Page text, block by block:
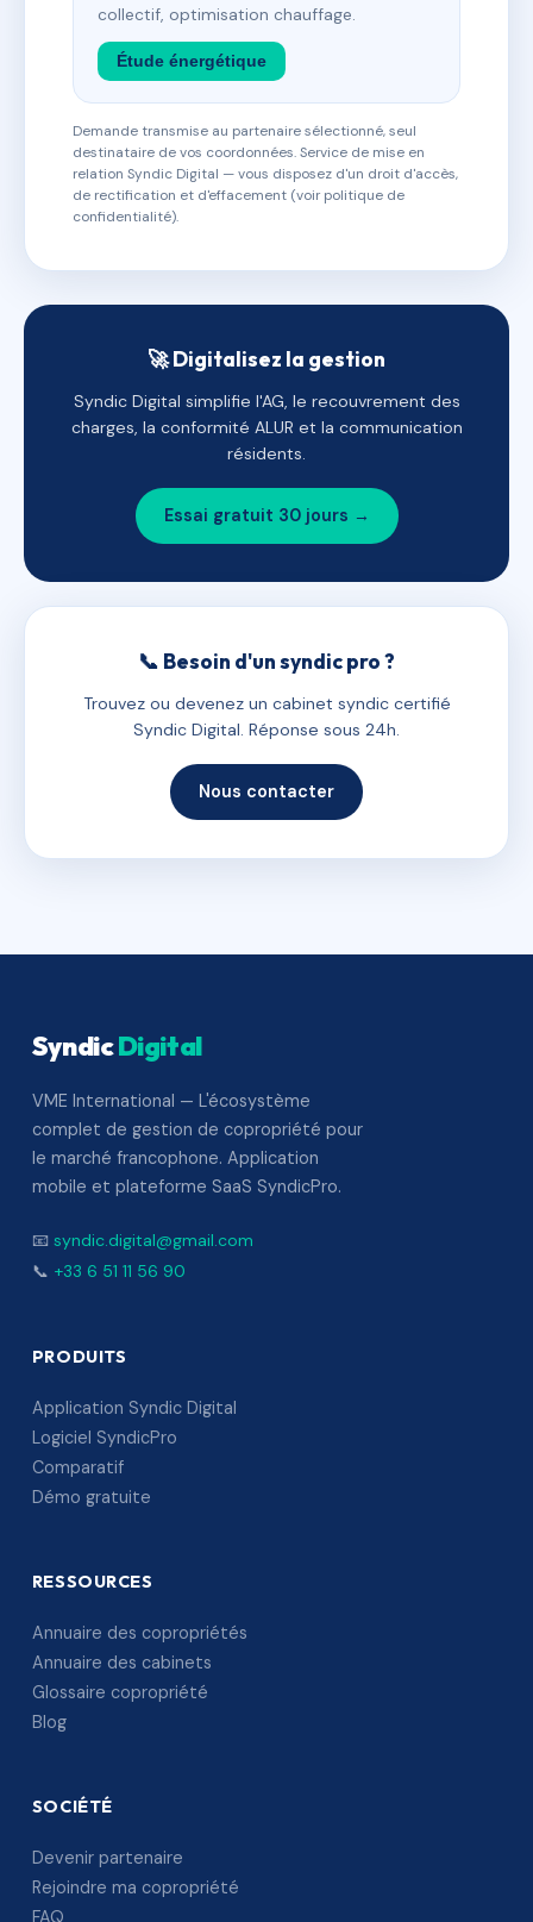
collectif, optimisation chauffage.
Étude énergétique
Demande transmise au partenaire sélectionné, seul
destinataire de vos coordonnées. Service de mise en
relation Syndic Digital — vous disposez d'un droit d'accès,
de rectification et d'effacement (voir politique de
confidentialité).
🚀 Digitalisez la gestion
Syndic Digital simplifie l'AG, le recouvrement des
charges, la conformité ALUR et la communication
résidents.
Essai gratuit 30 jours →
📞 Besoin d'un syndic pro ?
Trouvez ou devenez un cabinet syndic certifié
Syndic Digital. Réponse sous 24h.
Nous contacter
SyndicDigital
VME International — L'écosystème
complet de gestion de copropriété pour
le marché francophone. Application
mobile et plateforme SaaS SyndicPro.
📧 syndic.digital@gmail.com
📞 +33 6 51 11 56 90
PRODUITS
Application Syndic Digital
Logiciel SyndicPro
Comparatif
Démo gratuite
RESSOURCES
Annuaire des copropriétés
Annuaire des cabinets
Glossaire copropriété
Blog
SOCIÉTÉ
Devenir partenaire
Rejoindre ma copropriété
FAQ